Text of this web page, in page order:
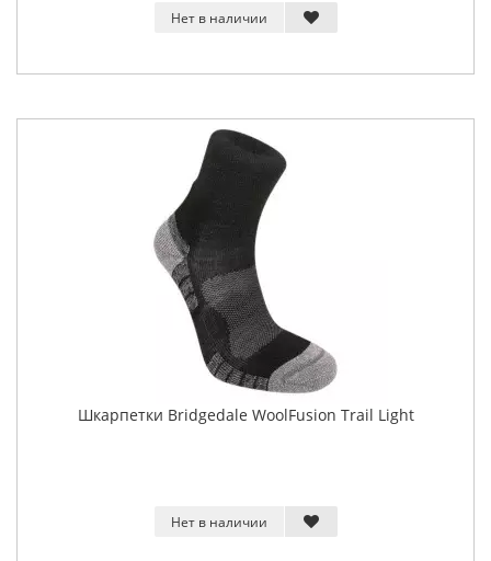
Нет в наличии
Шкарпетки Bridgedale WoolFusion Trail Light
Нет в наличии